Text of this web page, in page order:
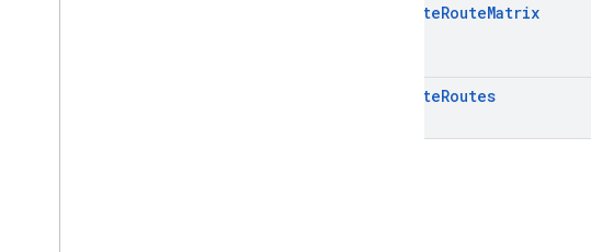
computeRouteMatrix
computeRoutes